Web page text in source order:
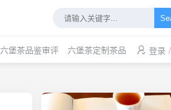
六堡茶品鉴审评 六堡茶定制茶品 登录 /